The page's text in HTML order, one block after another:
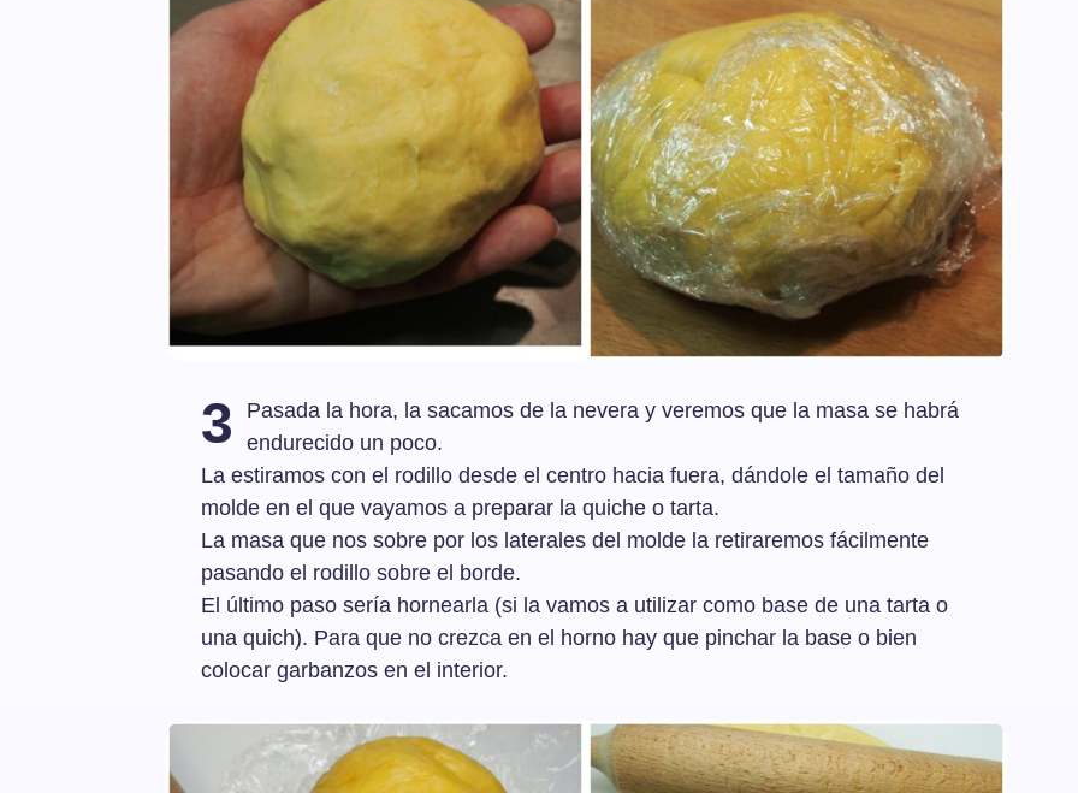
3
Pasada la hora, la sacamos de la nevera y veremos que la masa se habrá
endurecido un poco.
La estiramos con el rodillo desde el centro hacia fuera, dándole el tamaño del
molde en el que vayamos a preparar la quiche o tarta.
La masa que nos sobre por los laterales del molde la retiraremos fácilmente
pasando el rodillo sobre el borde.
El último paso sería hornearla (si la vamos a utilizar como base de una tarta o
una quich). Para que no crezca en el horno hay que pinchar la base o bien
colocar garbanzos en el interior.